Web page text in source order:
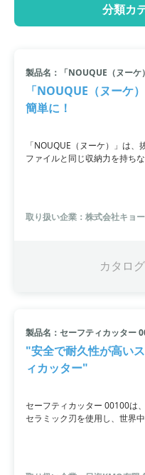
大カテゴリ: オフィス
小カテゴリ: 事務用品・文房具
分類カ
製品名：「NOUQUE（ヌーケ
「NOUQUE（ヌーケ
簡単に！
「NOUQUE（ヌーケ）」は
ファイルと同じ収納力を持ち
て、どこからでも書類を自由
と可動式綴じ足の工夫により
取り扱い企業：株式会社キョ
カタロ
製品名：セーフティカッター
"安全で耐久性が高い
ィカッター"
セーフティカッター 00100は
セラミック刃を使用し、世界
ターです。slice(スライス)セ
相当し、コスト削減に繋がり
先は安全な丸みを帯びたセラ